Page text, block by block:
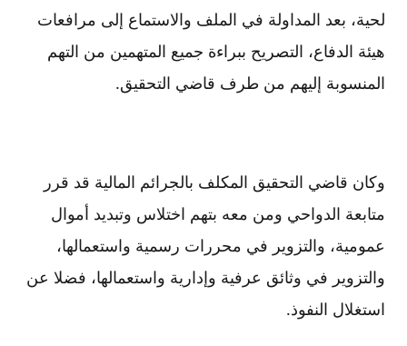
لحية، بعد المداولة في الملف والاستماع إلى مرافعات
هيئة الدفاع، التصريح ببراءة جميع المتهمين من التهم
المنسوبة إليهم من طرف قاضي التحقيق.
وكان قاضي التحقيق المكلف بالجرائم المالية قد قرر
متابعة الدواحي ومن معه بتهم اختلاس وتبديد أموال
عمومية، والتزوير في محررات رسمية واستعمالها،
والتزوير في وثائق عرفية وإدارية واستعمالها، فضلا عن
استغلال النفوذ.